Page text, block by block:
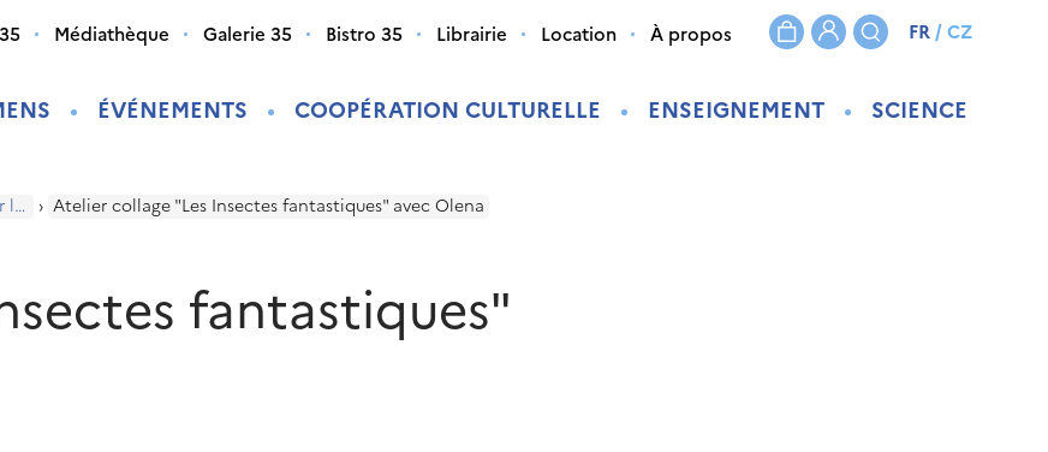
ÉVÉNEMENTS COOPÉRATION CULTURELLE ENSEIGNEMENT SCIENCE
Médiathèque Galerie 35 Bistro 35 Librairie Location À propos FR/CZ
Programme pour les enfants › Atelier collage "Les Insectes fantastiques" avec Olena
fantastiques"